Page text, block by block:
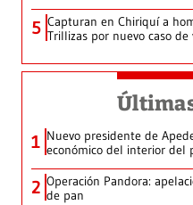
5 Capturan en Chiriquí a
Trillizas por nuevo caso
1 Nuevo presidente de
económico del interior del
2 Operación Pandora:
de pan